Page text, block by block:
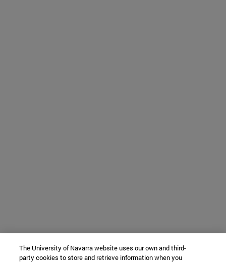
The University of Navarra website uses our own and third-
party cookies to store and retrieve information when you